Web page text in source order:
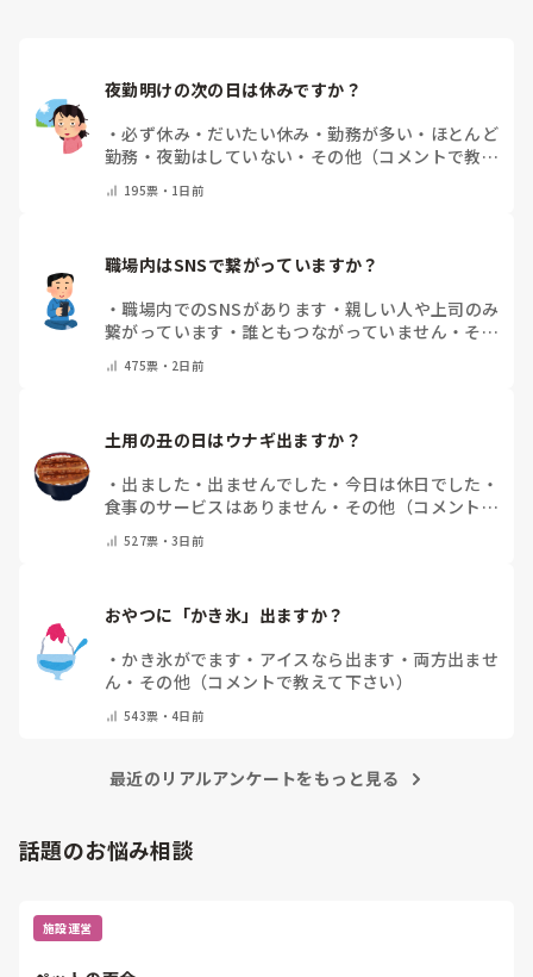
夜勤明けの次の日は休みですか？
・必ず休み・ だいたい休み ・勤務が多い ・ ほとんど
勤務 ・ 夜勤はしていない ・ その他（コメントで教え
てください）
195票・ 1日前
職場内はSNSで繋がっていますか？
・職場内でのSNSがあります ・ 親しい人や上司のみ
繋がっています ・ 誰ともつながっていません ・ その
他（コメントで教えてください）
475票・ 2日前
土用の丑の日はウナギ出ますか？
・ 出ました ・ 出ませんでした ・ 今日は休日でした ・
食事のサービスはありません ・ その他（コメントで
教えて下さい）
527票・3日前
おやつに「かき氷」出ますか？
・ かき氷がでます ・ アイスなら出ます ・両方出ませ
ん ・ その他（コメントで教えて下さい）
543票・4日前
最近のリアルアンケートをもっと見る
話題のお悩み相談
施設運営